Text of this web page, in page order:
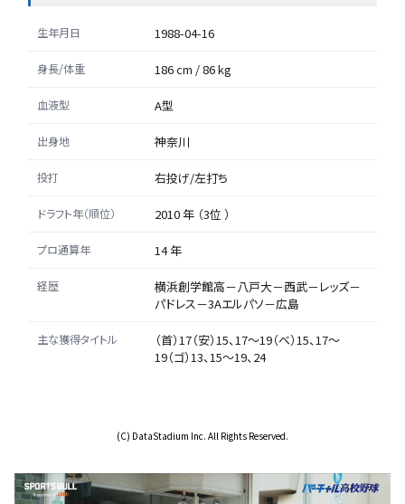
生年月日 1988-04-16
身長/体重 186 cm / 86 kg
血液型 A型
出身地 神奈川
投打 右投げ/左打ち
ドラフト年（順位） 2010 年 （3位 ）
プロ通算年 14 年
経歴
横浜創学館高－八戸大－西武－レッズ－
パドレス－3Aエルパソ－広島
主な獲得タイトル
（首）17（安）15、17～19（ベ）15、17～
19（ゴ）13、15～19、24
(C) DataStadium Inc. All Rights Reserved.